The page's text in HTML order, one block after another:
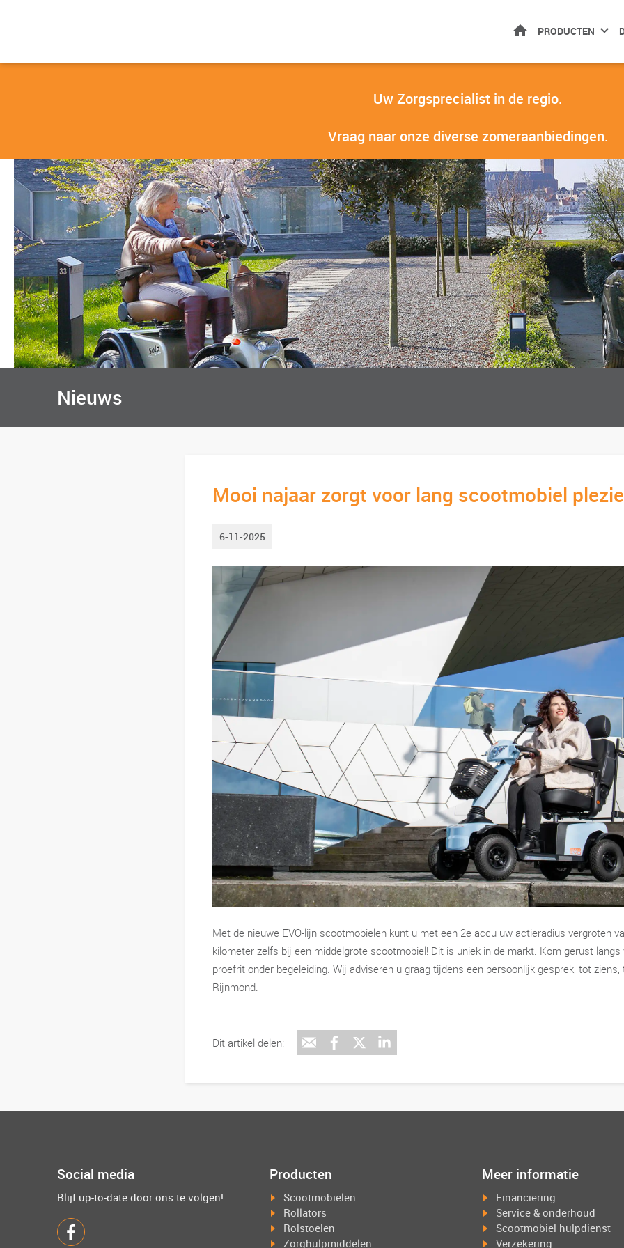
HOMEPRODUCTEN
Uw Zorgsprecialist in de regio.
Vraag naar onze diverse zomeraanbiedingen.
Nieuws
Mooi najaar zorgt voor lang scootmobiel
6-11-2025
Met de nieuwe EVO-lijn scootmobielen kunt u met een 2e accu uw actieradius vergroten
kilometer zelfs bij een middelgrote scootmobiel! Dit is uniek in de markt. Kom gerust
proefrit onder begeleiding. Wij adviseren u graag tijdens een persoonlijk gesprek, tot
Rijnmond.
Dit artikel delen:
Social media
Blijf up-to-date door ons te volgen!
Producten
Scootmobielen
Rollators
Rolstoelen
Zorghulpmiddelen
Meer informatie
Financiering
Service & onderhoud
Scootmobiel hulpdienst
Verzekering